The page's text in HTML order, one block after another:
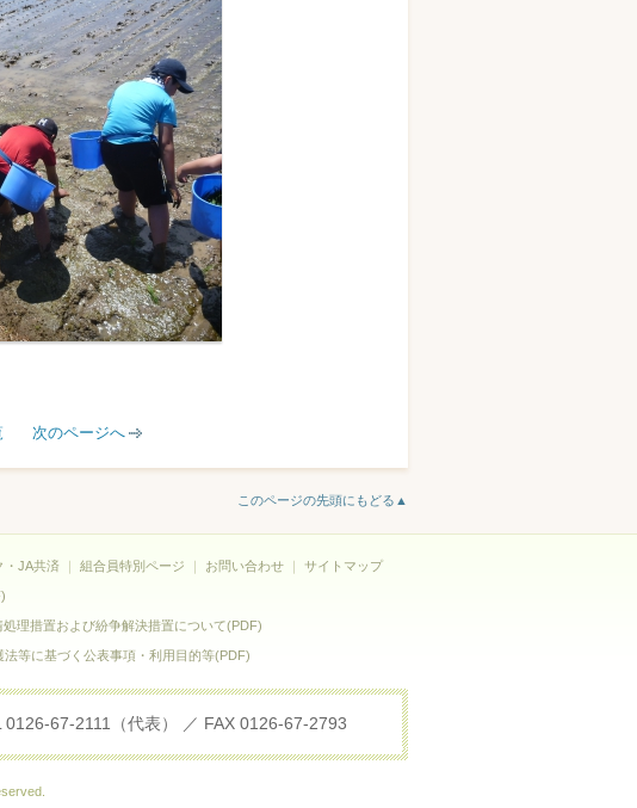
次のページへ
このページの先頭にもどる▲
・JA共済 ｜ 組合員特別ページ ｜ お問い合わせ ｜ サイトマップ
処理措置および紛争解決措置について(PDF)
法等に基づく公表事項・利用目的等(PDF)
67-2111（代表） ／ FAX 0126-67-2793